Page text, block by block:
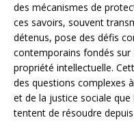
des mécanismes de
ces savoirs, souvent
détenus, pose des défis
contemporains fondés sur
propriété intellectuelle.
des questions complexes
et de la justice sociale
tentent de résoudre